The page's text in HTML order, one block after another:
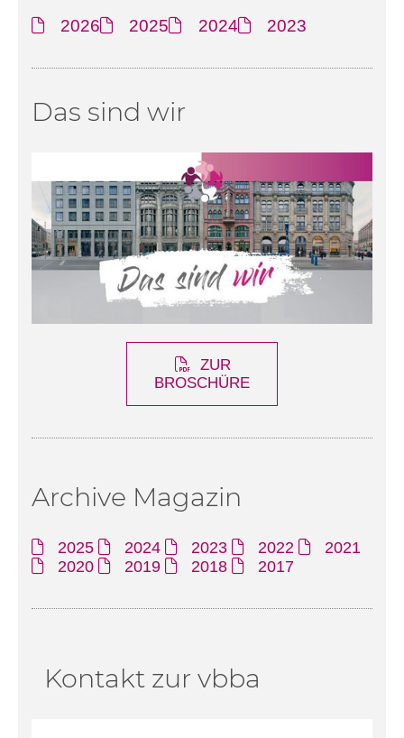
2026 2025 2024 2023
Das sind wir
ZUR
BROSCHÜRE
Archive Magazin
2025 2024 2023 2022
2021
2020
2019 2018 2017
Kontakt zur vbba